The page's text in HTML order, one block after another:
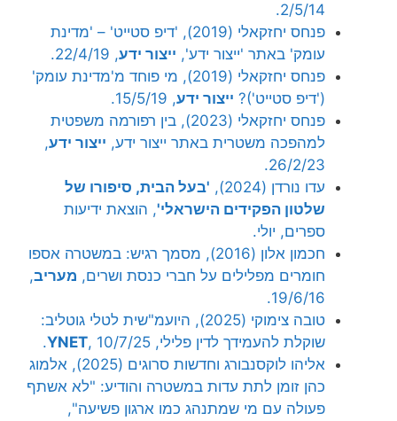
2/5/14.
פנחס יחזקאלי (2019), 'דיפ סטייט' – 'מדינת
עומק' באתר 'ייצור ידע', ייצור ידע, 22/4/19.
פנחס יחזקאלי (2019), מי פוחד מ'מדינת עומק'
('דיפ סטייט')? ייצור ידע, 15/5/19.
פנחס יחזקאלי (2023), בין רפורמה משפטית
למהפכה משטרית באתר ייצור ידע, ייצור ידע,
26/2/23.
עדו נורדן (2024),
'בעל הבית, סיפורו של
שלטון הפקידים הישראלי', הוצאת ידיעות
ספרים, יולי.
חכמון אלון (2016), מסמך רגיש: במשטרה אספו
חומרים מפלילים על חברי כנסת ושרים, מעריב,
19/6/16.
טובה צימוקי (2025), היועמ"שית לטלי גוטליב:
שוקלת להעמידך לדין פלילי,
YNET, 10/7/25.
אליהו לוקסנבורג וחדשות סרוגים (2025), אלמוג
כהן זומן לתת עדות במשטרה והודיע: "לא אשתף
פעולה עם מי שמתנהג כמו ארגון פשיעה",